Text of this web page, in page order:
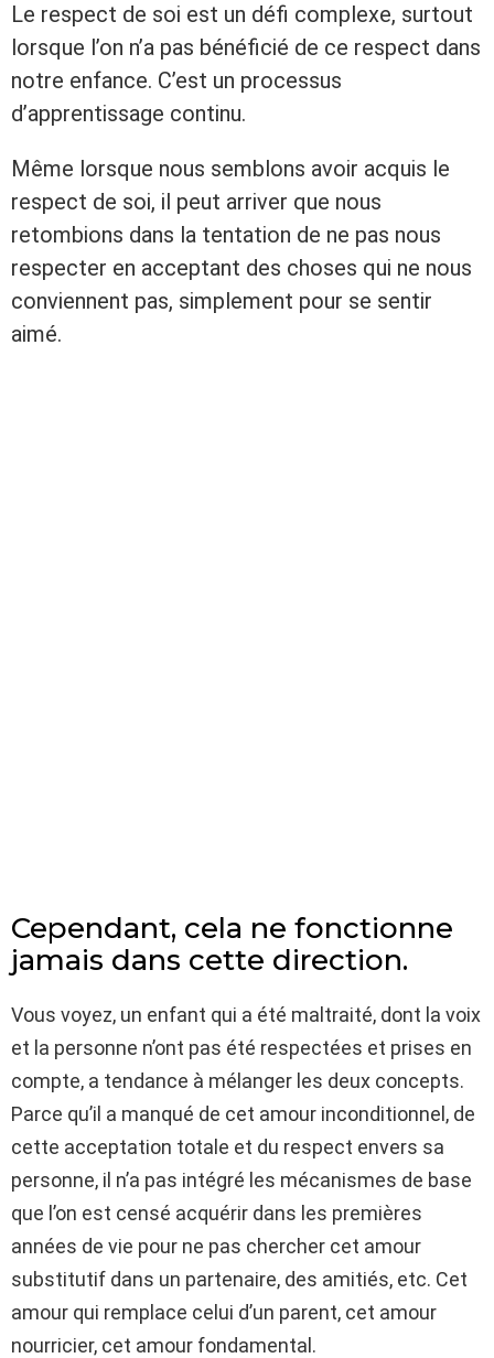
Le respect de soi est un défi complexe, surtout
lorsque l’on n’a pas bénéficié de ce respect dans
notre enfance. C’est un processus
d’apprentissage continu.
Même lorsque nous semblons avoir acquis le
respect de soi, il peut arriver que nous
retombions dans la tentation de ne pas nous
respecter en acceptant des choses qui ne nous
conviennent pas, simplement pour se sentir
aimé.
Cependant, cela ne fonctionne
jamais dans cette direction.
Vous voyez, un enfant qui a été maltraité, dont la voix
et la personne n’ont pas été respectées et prises en
compte, a tendance à mélanger les deux concepts.
Parce qu’il a manqué de cet amour inconditionnel, de
cette acceptation totale et du respect envers sa
personne, il n’a pas intégré les mécanismes de base
que l’on est censé acquérir dans les premières
années de vie pour ne pas chercher cet amour
substitutif dans un partenaire, des amitiés, etc. Cet
amour qui remplace celui d’un parent, cet amour
nourricier, cet amour fondamental.